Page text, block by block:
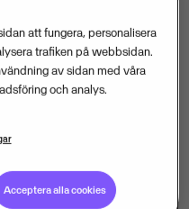
med drygt 50
period i fjol.
med 1 326 miljoner
ökning med 14,3
motsvarar de båda
att fungera, personalisera
trafiken på webbsidan.
av sidan med våra
och analys.
Acceptera alla cookies